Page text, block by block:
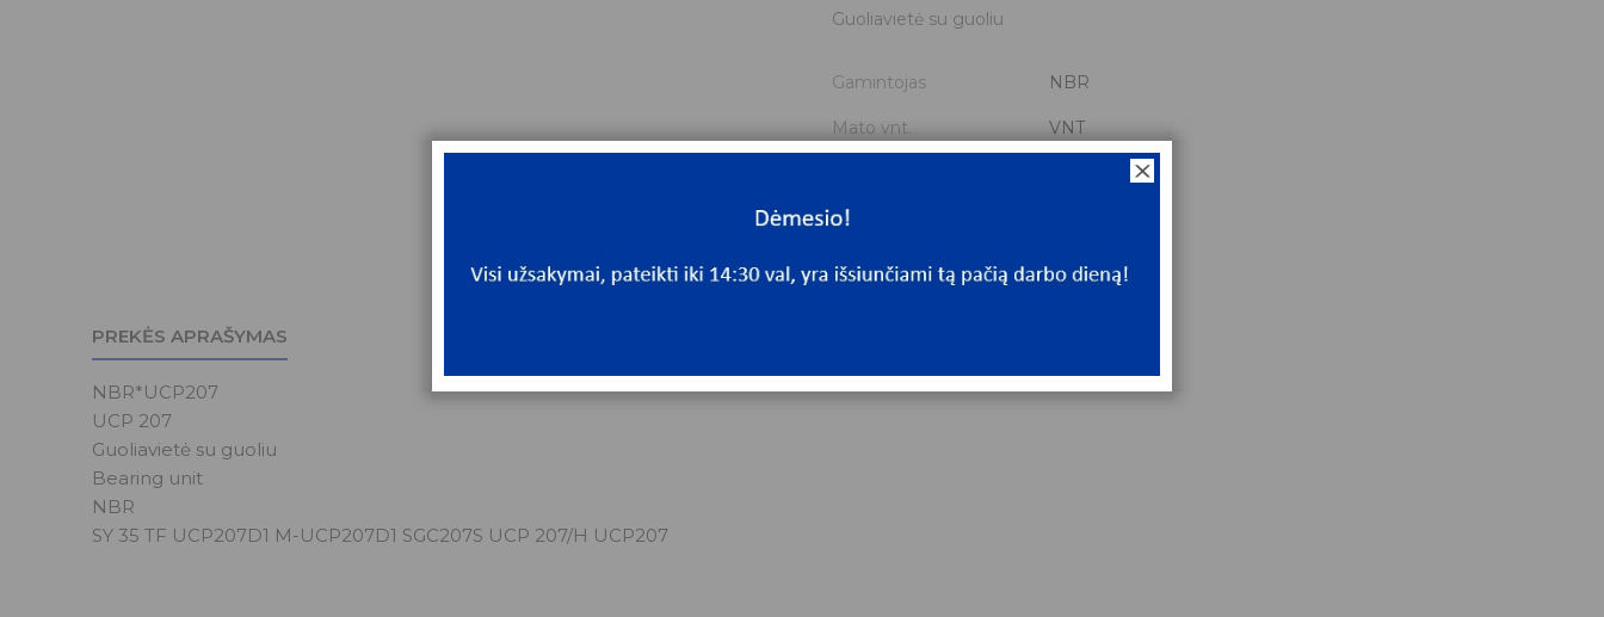
Guoliavietė su guoliu
Gamintojas NBR
Mato vnt. VNT
Mato vnt
PREKĖS APRAŠYMAS
NBR*UCP207
UCP 207
Guoliavietė su guoliu
Bearing unit
NBR
SY 35 TF UCP207D1 M-UCP207D1 SGC207S UCP 207/H UCP207